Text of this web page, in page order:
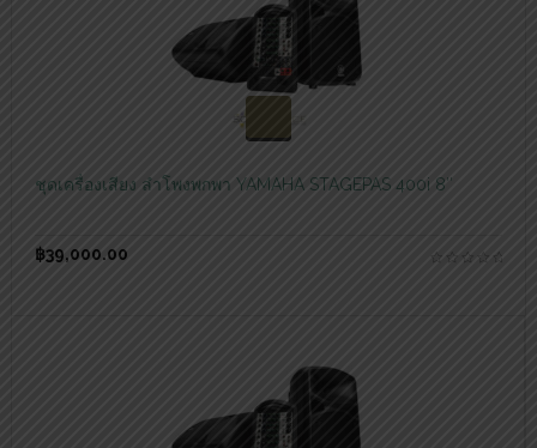
ชุดเครื่องเสียง ลำโพงพกพา YAMAHA STAGEPAS 400i 8″
฿39,000.00